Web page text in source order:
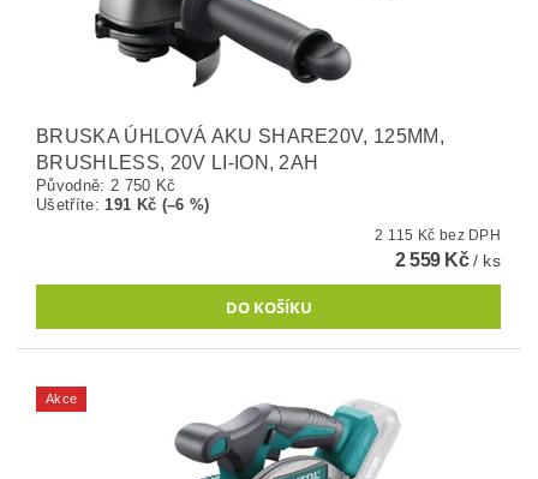
BRUSKA ÚHLOVÁ AKU SHARE20V, 125MM,
BRUSHLESS, 20V LI-ION, 2AH
Původně: 2 750 Kč
Ušetříte:191 Kč (–6 %)
2 115 Kč bez DPH
2 559 Kč/ ks
Akce